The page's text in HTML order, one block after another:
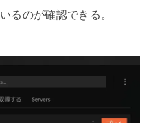
るのが確認できる。